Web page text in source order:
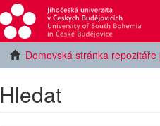
Domovská stránka repozitáře
Hledat